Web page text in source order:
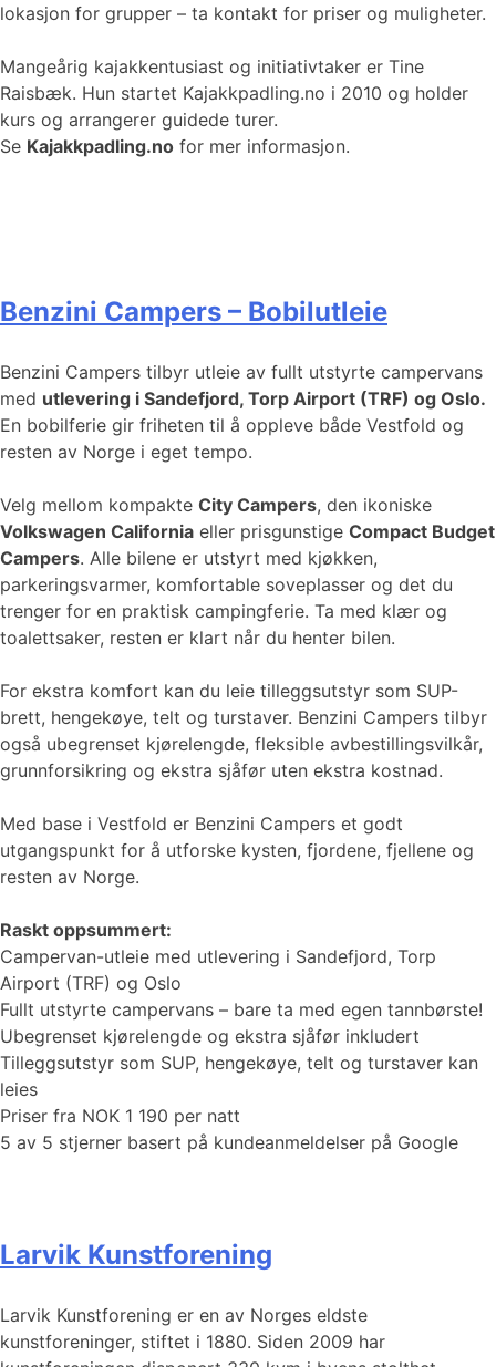
lokasjon for grupper – ta kontakt for priser og muligheter.
Mangeårig kajakkentusiast og initiativtaker er Tine
Raisbæk. Hun startet Kajakkpadling.no i 2010 og holder
kurs og arrangerer guidede turer.
Se Kajakkpadling.no for mer informasjon.
Benzini Campers – Bobilutleie
Benzini Campers tilbyr utleie av fullt utstyrte campervans
med utlevering i Sandefjord, Torp Airport (TRF) og Oslo.
En bobilferie gir friheten til å oppleve både Vestfold og
resten av Norge i eget tempo.
Velg mellom kompakte City Campers, den ikoniske
Volkswagen California eller prisgunstige Compact Budget
Campers. Alle bilene er utstyrt med kjøkken,
parkeringsvarmer, komfortable soveplasser og det du
trenger for en praktisk campingferie. Ta med klær og
toalettsaker, resten er klart når du henter bilen.
For ekstra komfort kan du leie tilleggsutstyr som SUP-
brett, hengekøye, telt og turstaver. Benzini Campers tilbyr
også ubegrenset kjørelengde, fleksible avbestillingsvilkår,
grunnforsikring og ekstra sjåfør uten ekstra kostnad.
Med base i Vestfold er Benzini Campers et godt
utgangspunkt for å utforske kysten, fjordene, fjellene og
resten av Norge.
Raskt oppsummert:
Campervan-utleie med utlevering i Sandefjord, Torp
Airport (TRF) og Oslo
Fullt utstyrte campervans – bare ta med egen tannbørste!
Ubegrenset kjørelengde og ekstra sjåfør inkludert
Tilleggsutstyr som SUP, hengekøye, telt og turstaver kan
leies
Priser fra NOK 1 190 per natt
5 av 5 stjerner basert på kundeanmeldelser på Google
Larvik Kunstforening
Larvik Kunstforening er en av Norges eldste
kunstforeninger, stiftet i 1880. Siden 2009 har